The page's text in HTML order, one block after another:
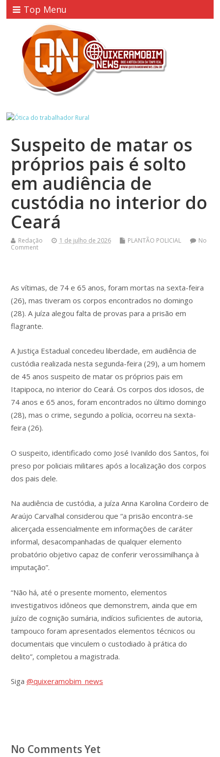
Top Menu
Suspeito de matar os
próprios pais é solto
em audiência de
custódia no interior do
Ceará
Redação 1 de julho de 2026 PLANTÃO POLICIAL
No
Comment
As vítimas, de 74 e 65 anos, foram mortas na sexta-feira
(26), mas tiveram os corpos encontrados no domingo
(28). A juíza alegou falta de provas para a prisão em
flagrante.
A Justiça Estadual concedeu liberdade, em audiência de
custódia realizada nesta segunda-feira (29), a um homem
de 45 anos suspeito de matar os próprios pais em
Itapipoca, no interior do Ceará. Os corpos dos idosos, de
74 anos e 65 anos, foram encontrados no último domingo
(28), mas o crime, segundo a polícia, ocorreu na sexta-
feira (26).
O suspeito, identificado como José Ivanildo dos Santos, foi
preso por policiais militares após a localização dos corpos
dos pais dele.
Na audiência de custódia, a juíza Anna Karolina Cordeiro de
Araújo Carvalhal considerou que “a prisão encontra-se
alicerçada essencialmente em informações de caráter
informal, desacompanhadas de qualquer elemento
probatório objetivo capaz de conferir verossimilhança à
imputação”.
“Não há, até o presente momento, elementos
investigativos idôneos que demonstrem, ainda que em
juízo de cognição sumária, indícios suficientes de autoria,
tampouco foram apresentados elementos técnicos ou
documentais que vinculem o custodiado à prática do
delito”, completou a magistrada.
Siga @quixeramobim_news
No Comments Yet